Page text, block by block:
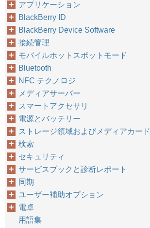
アプリケーション
BlackBerry ID
BlackBerry Device Software
接続管理
モバイルホットスポットモード
Bluetooth
NFC テクノロジ
メディアサーバー
スマートアクセサリ
電源とバッテリー
ストレージ領域およびメディアカード
検索
セキュリティ
サービスブックと診断レポート
同期
ユーザー補助オプション
電卓
用語集